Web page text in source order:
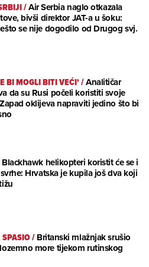
/Air Serbia naglo otkazala
bivši direktor JAT-a u šoku:
se nije dogodilo od Drugog svj.
BI MOGLI BITI VEĆI'/Analitičar
da su Rusi počeli koristiti svoje
oklijeva napraviti jedino što bi
Blackhawk helikopteri koristit će se i
Hrvatska je kupila još dva koji
/Britanski mlažnjak srušio
more tijekom rutinskog